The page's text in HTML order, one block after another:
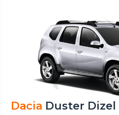
Dacia Duster Dizel